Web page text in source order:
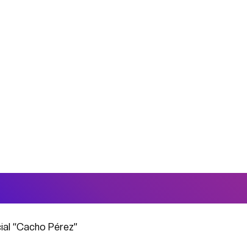
“Cacho Pérez”